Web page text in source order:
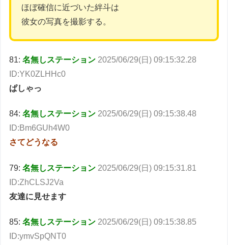
ほぼ確信に近づいた絆斗は
彼女の写真を撮影する。
81:名無しステーション 2025/06/29(日) 09:15:32.28
ID:YK0ZLHHc0
ぱしゃっ
84:名無しステーション 2025/06/29(日) 09:15:38.48
ID:Bm6GUh4W0
さてどうなる
79:名無しステーション 2025/06/29(日) 09:15:31.81
ID:ZhCLSJ2Va
友達に見せます
85:名無しステーション 2025/06/29(日) 09:15:38.85
ID:ymvSpQNT0